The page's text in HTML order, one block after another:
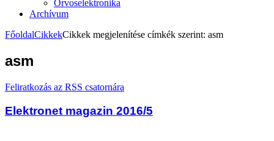
Orvoselektronika
Archívum
FőoldalCikkekCikkek megjelenítése címkék szerint: asm
asm
Feliratkozás az RSS csatornára
Elektronet magazin 2016/5